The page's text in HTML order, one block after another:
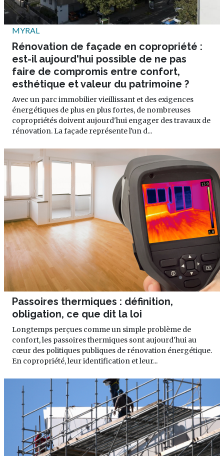
MYRAL
Rénovation de façade en copropriété :
est-il aujourd'hui possible de ne pas
faire de compromis entre confort,
esthétique et valeur du patrimoine ?
Avec un parc immobilier vieillissant et des exigences
énergétiques de plus en plus fortes, de nombreuses
copropriétés doivent aujourd'hui engager des travaux de
rénovation. La façade représente l'un d...
Passoires thermiques : définition,
obligation, ce que dit la loi
Longtemps perçues comme un simple problème de
confort, les passoires thermiques sont aujourd'hui au
cœur des politiques publiques de rénovation énergétique.
En copropriété, leur identification et leur...